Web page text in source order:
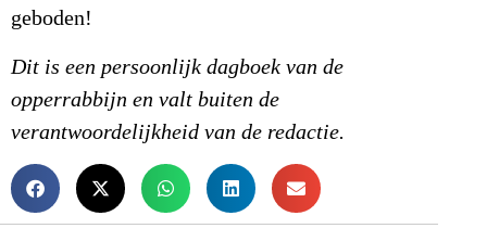
geboden!
Dit is een persoonlijk dagboek van de
opperrabbijn en valt buiten de
verantwoordelijkheid van de redactie.